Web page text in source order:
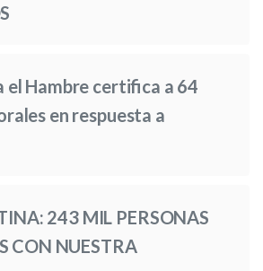
el Hambre certifica a 64
en respuesta a
243 MIL PERSONAS
CON NUESTRA